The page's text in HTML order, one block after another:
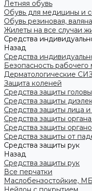
Летняя обувь
Обувь для медицины и
Обувь резиновая,
Жилеты на все случаи
Средства
Назад
Средства
Безопасность рабочего
Дерматологические СИЗ
Защита коленей
Средства защиты головы
Средства защиты
Средства защиты лица
Средства защиты органа
Средства защиты
Средства защиты от
Средства защиты рук
Назад
Средства защиты рук
Все перчатки
Маслобензостойкие,